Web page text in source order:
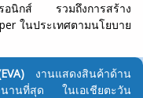
รอนิกส์ รวมถึงการสร้าง
ในประเทศตามนโยบาย
งานแสดงสินค้าด้าน
นานที่สุด ในเอเชียตะวัน